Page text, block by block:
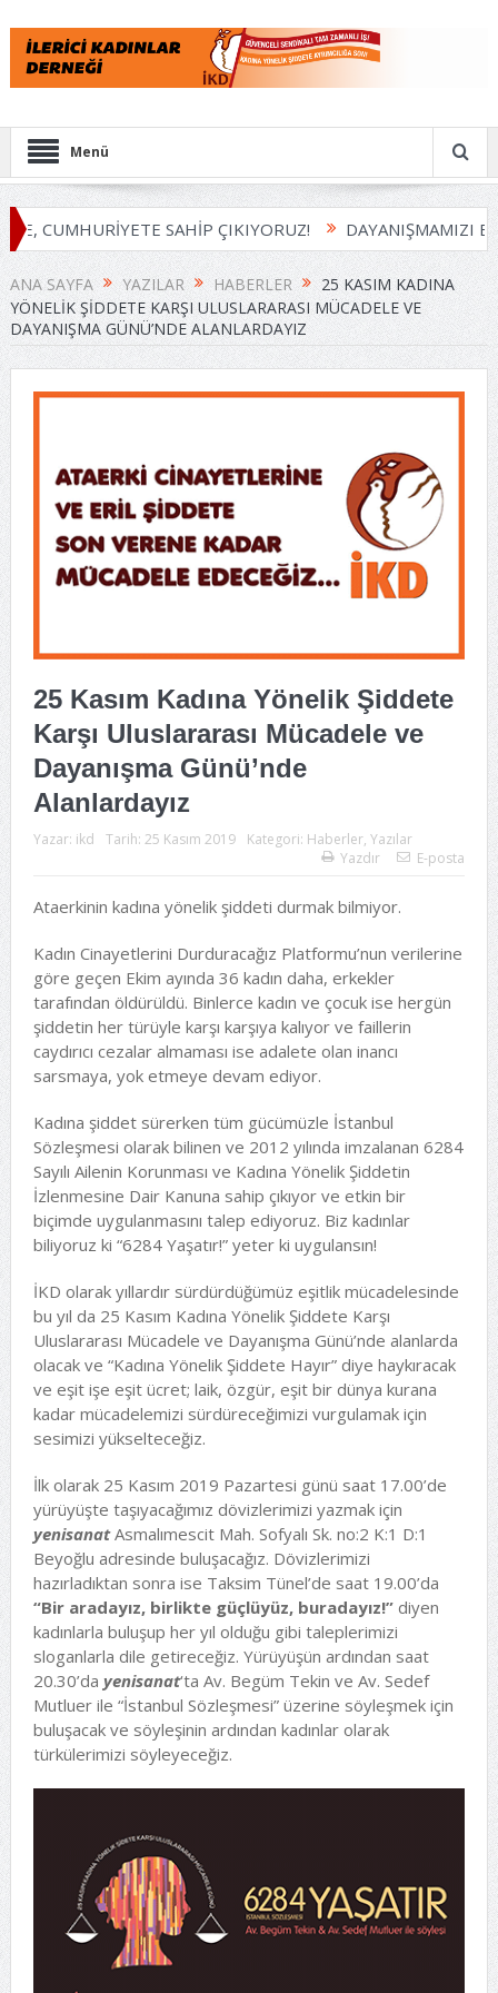
Menü
CUMHURİYETE SAHİP ÇIKIYORUZ! DAYANIŞMAMIZI
ANA SAYFA YAZILAR HABERLER
25 KASIM KADINA
YÖNELIK ŞIDDETE KARŞI ULUSLARARASI MÜCADELE VE
DAYANIŞMA GÜNÜ’NDE ALANLARDAYIZ
25 Kasım Kadına Yönelik Şiddete
Karşı Uluslararası Mücadele ve
Dayanışma Günü’nde
Alanlardayız
Yazar: ikd Tarih: 25 Kasım 2019 Kategori: Haberler, Yazılar
Yazdır
E-posta
Ataerkinin kadına yönelik şiddeti durmak bilmiyor.
Kadın Cinayetlerini Durduracağız Platformu’nun verilerine
göre geçen Ekim ayında 36 kadın daha, erkekler
tarafından öldürüldü. Binlerce kadın ve çocuk ise hergün
şiddetin her türüyle karşı karşıya kalıyor ve faillerin
caydırıcı cezalar almaması ise adalete olan inancı
sarsmaya, yok etmeye devam ediyor.
Kadına şiddet sürerken tüm gücümüzle İstanbul
Sözleşmesi olarak bilinen ve 2012 yılında imzalanan 6284
Sayılı Ailenin Korunması ve Kadına Yönelik Şiddetin
İzlenmesine Dair Kanuna sahip çıkıyor ve etkin bir
biçimde uygulanmasını talep ediyoruz. Biz kadınlar
biliyoruz ki “6284 Yaşatır!” yeter ki uygulansın!
İKD olarak yıllardır sürdürdüğümüz eşitlik mücadelesinde
bu yıl da 25 Kasım Kadına Yönelik Şiddete Karşı
Uluslararası Mücadele ve Dayanışma Günü’nde alanlarda
olacak ve “Kadına Yönelik Şiddete Hayır” diye haykıracak
ve eşit işe eşit ücret; laik, özgür, eşit bir dünya kurana
kadar mücadelemizi sürdüreceğimizi vurgulamak için
sesimizi yükselteceğiz.
İlk olarak 25 Kasım 2019 Pazartesi günü saat 17.00’de
yürüyüşte taşıyacağımız dövizlerimizi yazmak için
yenisanatAsmalımescit Mah. Sofyalı Sk. no:2 K:1 D:1
Beyoğlu adresinde buluşacağız. Dövizlerimizi
hazırladıktan sonra ise Taksim Tünel’de saat 19.00’da
“Bir aradayız, birlikte güçlüyüz, buradayız!”diyen
kadınlarla buluşup her yıl olduğu gibi taleplerimizi
sloganlarla dile getireceğiz. Yürüyüşün ardından saat
20.30’da yenisanat‘ta Av. Begüm Tekin ve Av. Sedef
Mutluer ile “İstanbul Sözleşmesi” üzerine söyleşmek için
buluşacak ve söyleşinin ardından kadınlar olarak
türkülerimizi söyleyeceğiz.